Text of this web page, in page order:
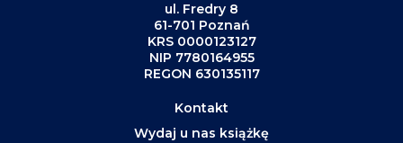
ul. Fredry 8
61-701 Poznań
KRS 0000123127
NIP 7780164955
REGON 630135117
Kontakt
Wydaj u nas książkę